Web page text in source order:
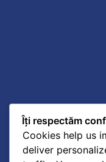
Îți respectăm
Cookies help us
deliver